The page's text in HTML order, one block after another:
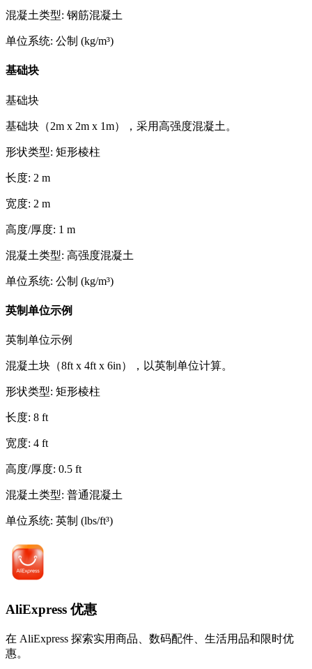
混凝土类型: 钢筋混凝土
单位系统: 公制 (kg/m³)
基础块
基础块
基础块（2m x 2m x 1m），采用高强度混凝土。
形状类型: 矩形棱柱
长度: 2 m
宽度: 2 m
高度/厚度: 1 m
混凝土类型: 高强度混凝土
单位系统: 公制 (kg/m³)
英制单位示例
英制单位示例
混凝土块（8ft x 4ft x 6in），以英制单位计算。
形状类型: 矩形棱柱
长度: 8 ft
宽度: 4 ft
高度/厚度: 0.5 ft
混凝土类型: 普通混凝土
单位系统: 英制 (lbs/ft³)
AliExpress 优惠
在 AliExpress 探索实用商品、数码配件、生活用品和限时优
惠。